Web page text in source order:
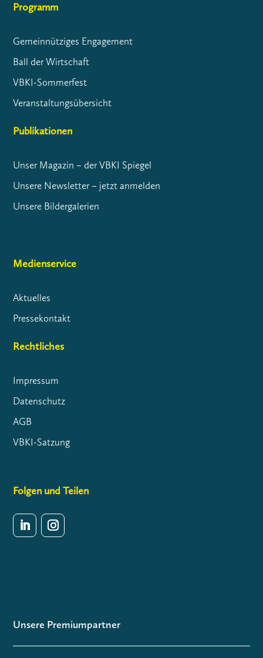
Programm
Gemeinnütziges Engagement
Ball der Wirtschaft
VBKI-Sommerfest
Veranstaltungsübersicht
Publikationen
Unser Magazin – der VBKI Spiegel
Unsere Newsletter – jetzt anmelden
Unsere Bildergalerien
Medienservice
Aktuelles
Pressekontakt
Rechtliches
Impressum
Datenschutz
AGB
VBKI-Satzung
Folgen und Teilen
Unsere Premiumpartner